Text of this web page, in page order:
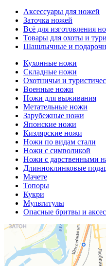
Аксессуары для ножей
Заточка ножей
Всё для изготовления
Товары для охоты и
Шашлычные и
Кухонные ножи
Складные ножи
Охотничьи и
Военные ножи
Ножи для выживания
Метательные ножи
Зарубежные ножи
Японские ножи
Кизлярские ножи
Ножи по видам стали
Ножи с символикой
Ножи с дарственными
Длинноклинковые
Мачете
Топоры
Кукри
Мультитулы
Опасные бритвы и